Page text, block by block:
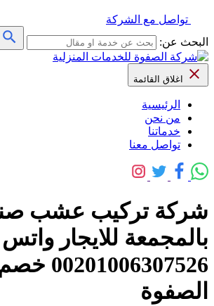
تواصل مع الشركة
البحث عن:
اغلاق القائمة
الرئيسية
من نحن
خدماتنا
تواصل معنا
شركة تركيب عشب
بالمجمعة للايجار واتس
الصفوة